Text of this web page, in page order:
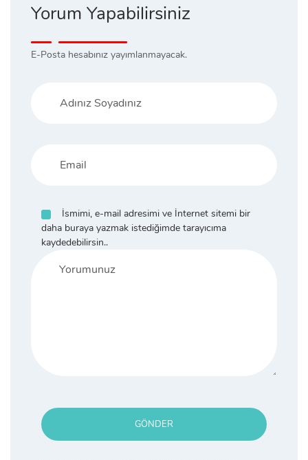
Yorum Yapabilirsiniz
E-Posta hesabınız yayımlanmayacak.
İsmimi, e-mail adresimi ve İnternet sitemi bir
daha buraya yazmak istediğimde tarayıcıma
kaydedebilirsin..
GÖNDER